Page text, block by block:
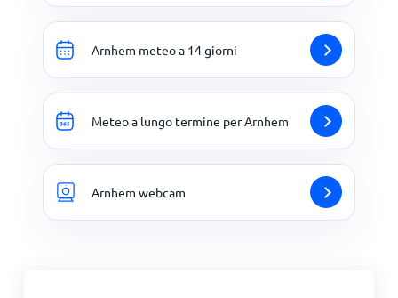
Arnhem meteo a 14 giorni
Meteo a lungo termine per Arnhem
Arnhem webcam